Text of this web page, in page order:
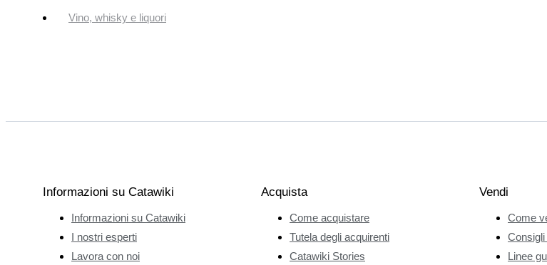
Vino, whisky e liquori
Informazioni su Catawiki
Informazioni su Catawiki
I nostri esperti
Lavora con noi
Acquista
Come acquistare
Tutela degli acquirenti
Catawiki Stories
Vendi
Come
Linee